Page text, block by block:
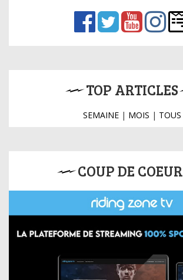
TOP ARTICLES
SEMAINE| MOIS | TOUS
COUP DE COEUR